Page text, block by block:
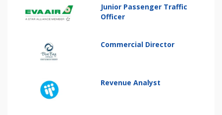
Junior Passenger Traffic
Officer
Commercial Director
Revenue Analyst